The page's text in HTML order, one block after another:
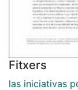
Fitxers
las iniciativas